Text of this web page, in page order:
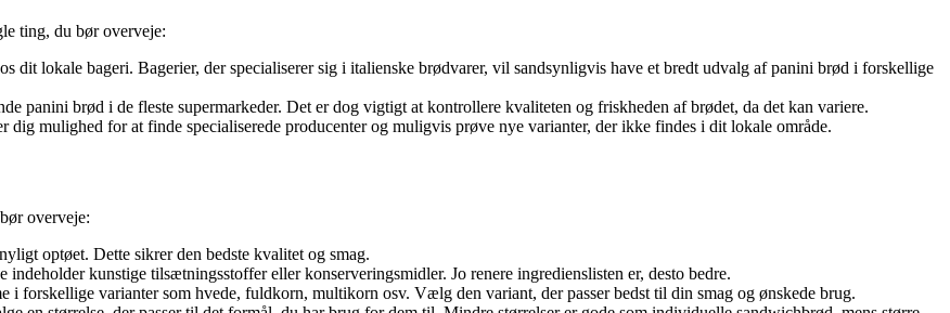
ting, du bør overveje:
dit lokale bageri. Bagerier, der specialiserer sig i italienske brødvarer, vil sandsynligvis have et bredt udvalg af panini brød i forskellige
panini brød i de fleste supermarkeder. Det er dog vigtigt at kontrollere kvaliteten og friskheden af brødet, da det kan variere.
mulighed for at finde specialiserede producenter og muligvis prøve nye varianter, der ikke findes i dit lokale område.
overveje:
optøet. Dette sikrer den bedste kvalitet og smag.
kunstige tilsætningsstoffer eller konserveringsmidler. Jo renere ingredienslisten er, desto bedre.
forskellige varianter som hvede, fuldkorn, multikorn osv. Vælg den variant, der passer bedst til din smag og ønskede brug.